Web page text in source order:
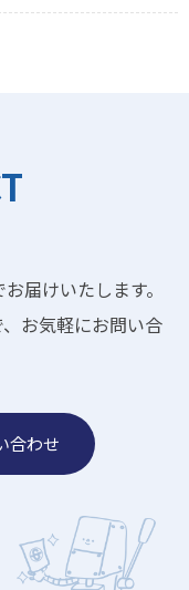
届けいたします。
お気軽にお問い合
合わせ